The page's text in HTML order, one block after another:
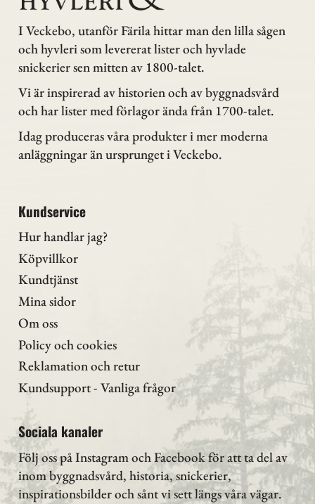
I Veckebo, utanför Färila hittar man den lilla sågen
och hyvleri som levererat lister och hyvlade
snickerier sen mitten av 1800-talet.
Vi är inspirerad av historien och av byggnadsvård
och har lister med förlagor ända från 1700-talet.
Idag produceras våra produkter i mer moderna
anläggningar än ursprunget i Veckebo.
Kundservice
Hur handlar jag?
Köpvillkor
Kundtjänst
Mina sidor
Om oss
Policy och cookies
Reklamation och retur
Kundsupport - Vanliga frågor
Sociala kanaler
Följ oss på Instagramoch Facebook för att ta del av
inom byggnadsvård, historia, snickerier,
inspirationsbilder och sånt vi sett längs våra vägar.